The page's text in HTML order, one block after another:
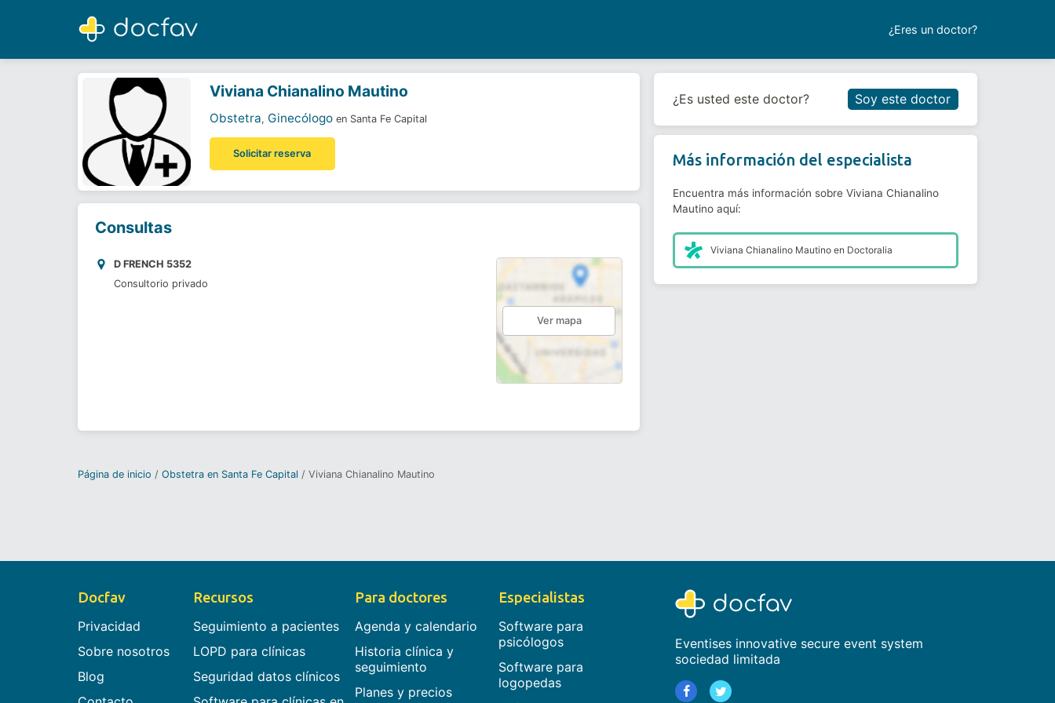
¿Eres un doctor?
Viviana Chianalino Mautino
Obstetra, Ginecólogo
Reservar cita
Viviana Chianalino Mautino
Obstetra, Ginecólogo en Santa Fe Capital
Solicitar reserva
Consultas
D FRENCH 5352
Consultorio privado
Ver mapa
¿Es usted este doctor? Soy este doctor
Más información del especialista
Encuentra más información sobre Viviana Chianalino
Mautino aquí:
Viviana Chianalino Mautino en Doctoralia
Página de inicio Obstetra en Santa Fe Capital Viviana Chianalino Mautino
Docfav
Privacidad
Sobre nosotros
Blog
Recursos
Seguimiento a pacientes
LOPD para clínicas
Seguridad datos clínicos
Para doctores
Agenda y calendario
Historia clínica y
seguimiento
Planes y precios
Especialistas
Software para
psicólogos
Software para
logopedas
Eventises innovative secure event system
sociedad limitada